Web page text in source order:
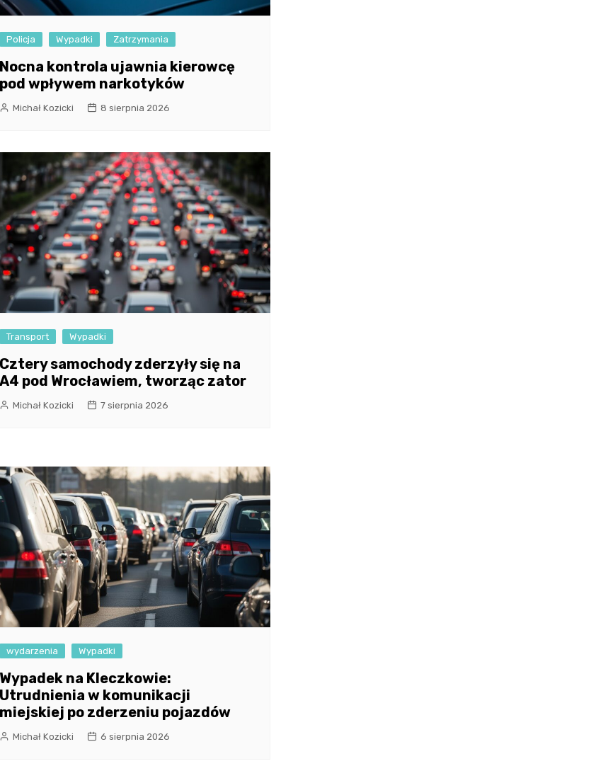
Policja Wypadki Zatrzymania
Nocna kontrola ujawnia kierowcę
pod wpływem narkotyków
Michał Kozicki 8 sierpnia 2026
Transport Wypadki
Cztery samochody zderzyły się na
A4 pod Wrocławiem, tworząc zator
Michał Kozicki 7 sierpnia 2026
wydarzenia Wypadki
Wypadek na Kleczkowie:
Utrudnienia w komunikacji
miejskiej po zderzeniu pojazdów
Michał Kozicki 6 sierpnia 2026